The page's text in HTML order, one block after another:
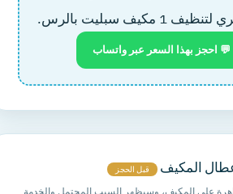
مكيف سبليت بالرس.
💬 احجز بهذا السعر عبر واتساب
المكيف قبل الحجز